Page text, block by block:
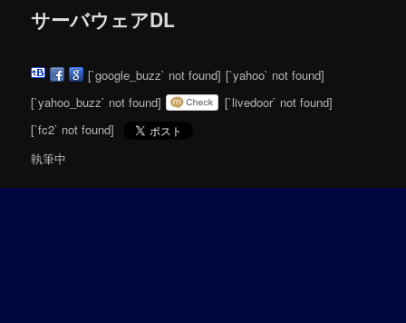
サーバウェアDL
[`google_buzz` not found] [`yahoo` not found]
[`yahoo_buzz` not found]
[`livedoor` not found]
[`fc2` not found]
執筆中